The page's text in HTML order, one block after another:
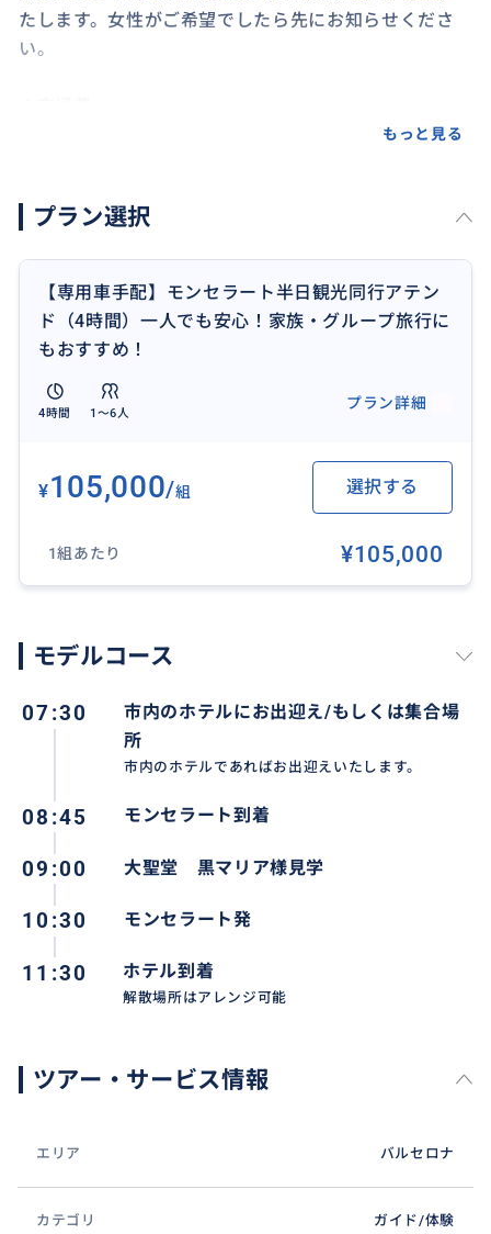
たします。女性がご希望でしたら先にお知らせくださ
い。
タクシー・バス・電車・地下鉄などの交通費は実費で
Aトラベル利用料）含む （延長1時間85€）
9:00 モンセラート 大聖堂・黒マリア見学
10:30 モンセラート発
11:30 バルセロナ着
※入場料などは含みません
事前にご自身でオンラインでチケットをとってくださ
サポートいたしますので、ご自身でチケットをお買い
求めいただきます。
ります
※少年合唱団やサンタコパ展望台の散策は含まれてお
りません
もっと見る
プラン選択
【専用車手配】モンセラート半日観光同行アテン
ド（4時間）一人でも安心！家族・グループ旅行に
もおすすめ！
4時間 1〜6人
プラン詳細
¥105,000/組 選択する
1組あたり ¥105,000
モデルコース
07:30
市内のホテルにお出迎え/もしくは集合場
所
市内のホテルであればお出迎えいたします。
08:45 モンセラート到着
09:00 大聖堂 黒マリア様見学
10:30 モンセラート発
11:30 ホテル到着
解散場所はアレンジ可能
ツアー・サービス情報
エリア バルセロナ
カテゴリ ガイド/体験